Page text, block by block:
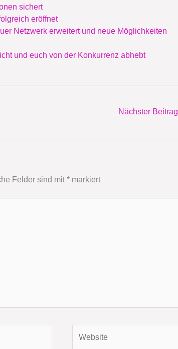
sichert
eröffnet
Netzwerk erweitert und neue Möglichkeiten
und euch von der Konkurrenz abhebt
Nächster Beitrag
Felder sind mit* markiert